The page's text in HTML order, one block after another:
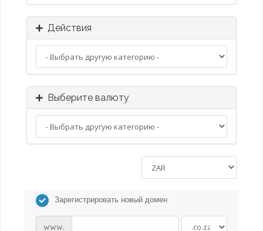
Действия
Выберите валюту
Зарегистрировать новый домен
www.